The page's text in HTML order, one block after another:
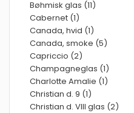
Bøhmisk glas (11)
Cabernet (1)
Canada, hvid (1)
Canada, smoke (5)
Capriccio (2)
Champagneglas (1)
Charlotte Amalie (1)
Christian d. 9 (1)
Christian d. VIII glas (2)